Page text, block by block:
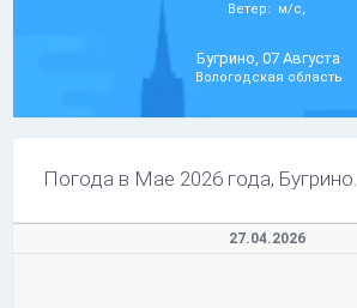
Ветер: м/с,
Бугрино, 07 Августа
Вологодская область
Погода в Мае 2026 года, Бугрино.
27.04.2026